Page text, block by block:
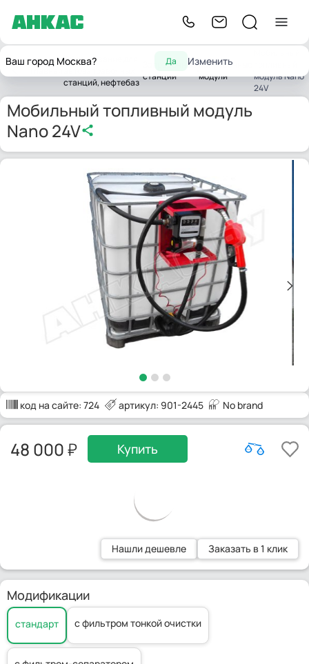
Ваш город Москва? Да Изменить
Главная
Оборудование для
станций, нефтебаз
Заправочные
станции
Заправочные
модули
модуль Nano
24V
Мобильный топливный модуль
Nano 24V
код на сайте: 724 артикул: 901-2445 No brand
48 000 Купить
Нашли дешевле Заказать в 1 клик
Модификации
стандарт с фильтром тонкой очистки